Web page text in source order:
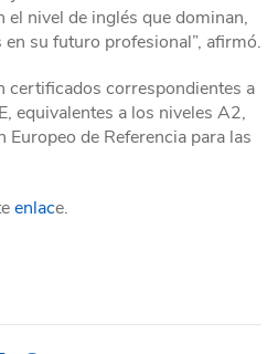
el nivel de inglés que dominan,
su futuro profesional”, afirmó.
certificados correspondientes a
equivalentes a los niveles A2,
de Referencia para las
enlace.